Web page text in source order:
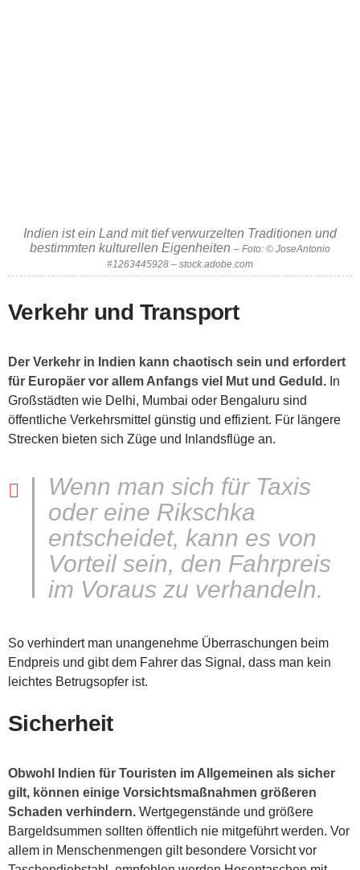
Indien ist ein Land mit tief verwurzelten Traditionen und
bestimmten kulturellen Eigenheiten – Foto: © JoseAntonio
#1263445928 – stock.adobe.com
Verkehr und Transport
Der Verkehr in Indien kann chaotisch sein und erfordert
für Europäer vor allem Anfangs viel Mut und Geduld. In
Großstädten wie Delhi, Mumbai oder Bengaluru sind
öffentliche Verkehrsmittel günstig und effizient. Für längere
Strecken bieten sich Züge und Inlandsflüge an.
Wenn man sich für Taxis
oder eine Rikschka
entscheidet, kann es von
Vorteil sein, den Fahrpreis
im Voraus zu verhandeln.
So verhindert man unangenehme Überraschungen beim
Endpreis und gibt dem Fahrer das Signal, dass man kein
leichtes Betrugsopfer ist.
Sicherheit
Obwohl Indien für Touristen im Allgemeinen als sicher
gilt, können einige Vorsichtsmaßnahmen größeren
Schaden verhindern. Wertgegenstände und größere
Bargeldsummen sollten öffentlich nie mitgeführt werden. Vor
allem in Menschenmengen gilt besondere Vorsicht vor